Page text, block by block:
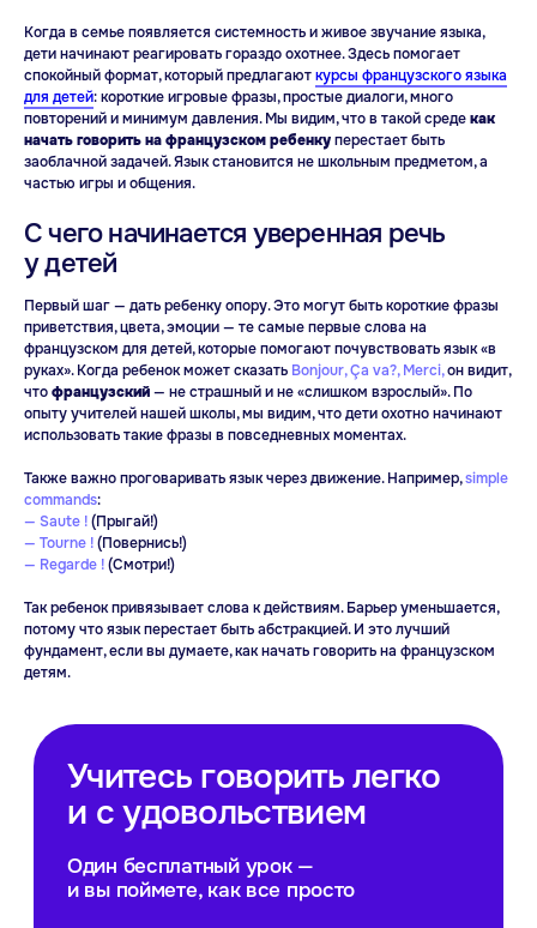
Когда в семье появляется системность и живое звучание языка,
дети начинают реагировать гораздо охотнее. Здесь помогает
спокойный формат, который предлагаюткурсы французского языка
для детей: короткие игровые фразы, простые диалоги, много
повторений и минимум давления. Мы видим, что в такой средекак
начать говорить на французском ребенкуперестает быть
заоблачной задачей. Язык становится не школьным предметом, а
частью игры и общения.
С чего начинается уверенная речь
у детей
Первый шаг — дать ребенку опору. Это могут быть короткие фразы
приветствия, цвета, эмоции — те самые первые слова на
французском для детей, которые помогают почувствовать язык «в
руках». Когда ребенок может сказать Bonjour, Ça va?, Merci,он видит,
чтофранцузский— не страшный и не «слишком взрослый». По
опыту учителей нашей школы, мы видим, что дети охотно начинают
использовать такие фразы в повседневных моментах.
Также важно проговаривать язык через движение. Например,simple
commands:
— Saute !(Прыгай!)
— Tourne !(Повернись!)
— Regarde !(Смотри!)
Так ребенок привязывает слова к действиям. Барьер уменьшается,
потому что язык перестает быть абстракцией. И это лучший
фундамент, если вы думаете, как начать говорить на французском
детям.
B1
Учитесь говорить легко
Один бесплатный урок —
и вы поймете, как все просто
Попробовать
бесплатно